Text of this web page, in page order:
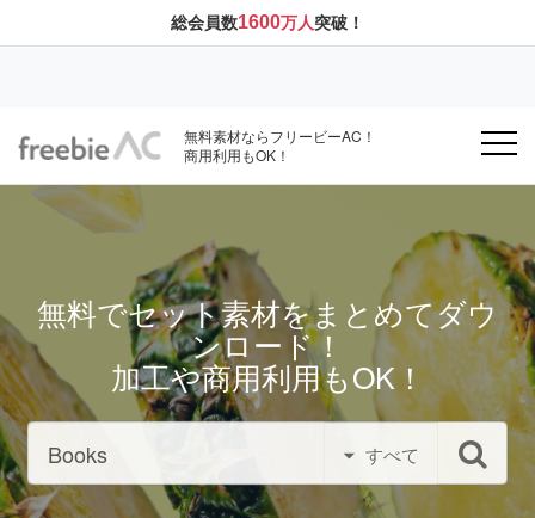
総会員数1600万人突破！
無料素材ならフリービーAC！
商用利用もOK！
無料でセット素材をまとめてダウ
ンロード！
加工や商用利用もOK！
すべて